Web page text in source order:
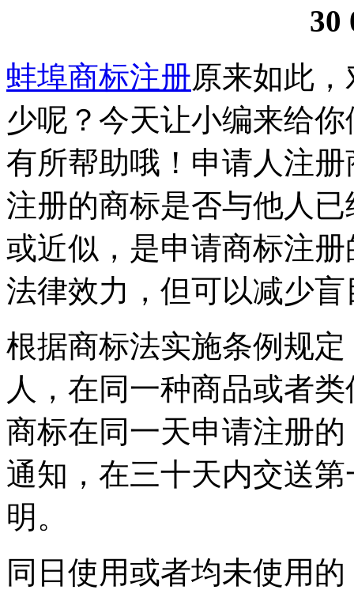
30
蚌埠商标注册原来如此
少呢？今天让小编来给
有所帮助哦！申请人注
注册的商标是否与他人
或近似，是申请商标注
法律效力，但可以减少
根据商标法实施条例规
人，在同一种商品或者
商标在同一天申请注册
通知，在三十天内交送
明。
同日使用或者均未使用